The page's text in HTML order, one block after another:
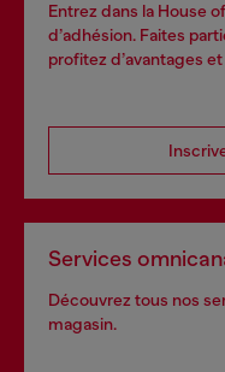
Entrez dans la House
d’adhésion. Faites
profitez d’avantages
Services
Découvrez tous nos
magasin.